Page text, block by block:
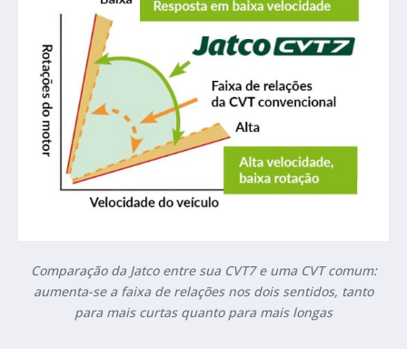
Comparação da Jatco entre sua CVT7 e uma CVT comum:
aumenta-se a faixa de relações nos dois sentidos, tanto
para mais curtas quanto para mais longas